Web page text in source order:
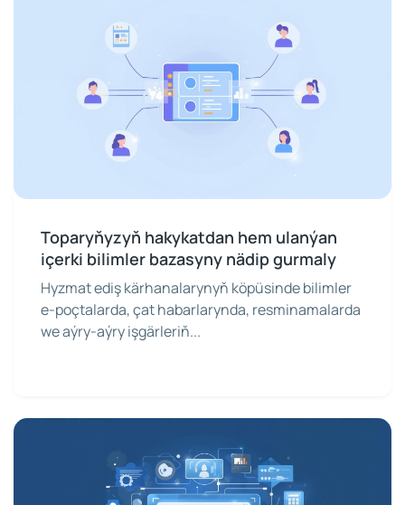
Toparyňyzyň hakykatdan hem ulanýan
içerki bilimler bazasyny nädip gurmaly
Hyzmat ediş kärhanalarynyň köpüsinde bilimler
e-poçtalarda, çat habarlarynda, resminamalarda
we aýry-aýry işgärleriň...